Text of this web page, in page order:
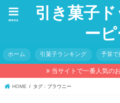
引き菓子
ー
menu
ホーム 引菓子ランキング 予算で
当サイトで一番人気の
HOME タグ : ブラウニー